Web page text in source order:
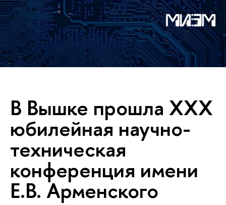
В Вышке прошла XXX
юбилейная научно-
техническая
конференция имени
Е.В. Арменского